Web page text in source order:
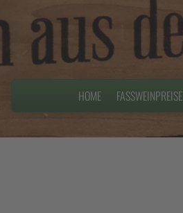
HOME FASSWEINPREISE